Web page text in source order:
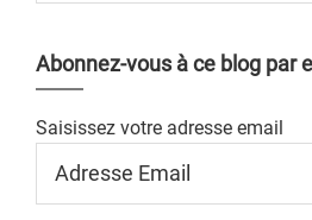
Abonnez-vous à ce blog par
Saisissez votre adresse email
Email